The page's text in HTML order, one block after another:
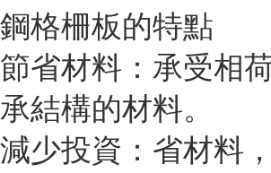
鋼格柵板的特點
節省材料：承受相
承結構的材料。
減少投資：省材